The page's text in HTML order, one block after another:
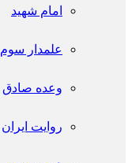
امام شهید
علمدار سوم
وعده صادق
روایت ایران